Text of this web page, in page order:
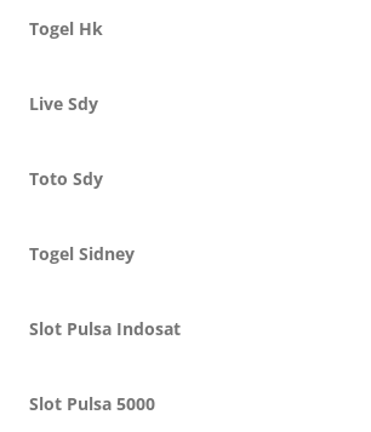
Togel Hk
Live Sdy
Toto Sdy
Togel Sidney
Slot Pulsa Indosat
Slot Pulsa 5000